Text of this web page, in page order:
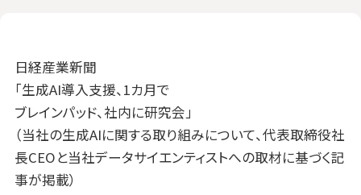
日経産業新聞
「生成AI導入支援、1カ月で
ブレインパッド、社内に研究会」
（当社の生成AIに関する取り組みについて、代表取締役社
長CEOと当社データサイエンティストへの取材に基づく記
事が掲載）